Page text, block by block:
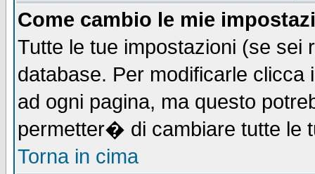
Come cambio le mie
Tutte le tue impostazioni (se sei
database. Per modificarle clicca
ad ogni pagina, ma questo
permetter� di cambiare tutte le
Torna in cima